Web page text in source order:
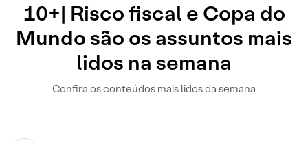
10+| Risco fiscal e Copa do
Mundo são os assuntos mais
lidos na semana
Confira os conteúdos mais lidos da semana